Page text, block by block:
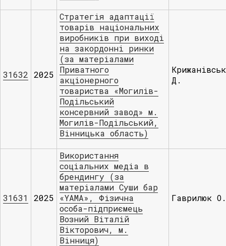
31632 2025
Стратегія адаптації
товарів національних
виробників при виході
на закордонні ринки
(за матеріалами
Приватного
акціонерного
товариства «Могилів-
Подільський
консервний завод» м.
Могилів-Подільський,
Вінницька область)
Д.
31631 2025
Використання
соціальних медіа в
брендингу (за
матеріалами Суши бар
«YAMA», Фізична
особа-підприємець
Возний Віталій
Вікторович, м.
Вінниця)
Гаврилюк О.